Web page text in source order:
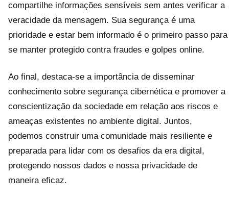
compartilhe informações sensíveis sem antes verificar a
veracidade da mensagem. Sua segurança é uma
prioridade e estar bem informado é o primeiro passo para
se manter protegido contra fraudes e golpes online.
Ao final, destaca-se a importância de disseminar
conhecimento sobre segurança cibernética e promover a
conscientização da sociedade em relação aos riscos e
ameaças existentes no ambiente digital. Juntos,
podemos construir uma comunidade mais resiliente e
preparada para lidar com os desafios da era digital,
protegendo nossos dados e nossa privacidade de
maneira eficaz.